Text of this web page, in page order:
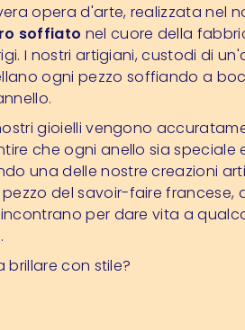
opera d'arte, realizzata nel
soffiato nel cuore della
I nostri artigiani, custodi di
ogni pezzo soffiando a
gioielli vengono
che ogni anello sia speciale
una delle nostre creazioni
del savoir-faire francese,
per dare vita a
brillare con stile?